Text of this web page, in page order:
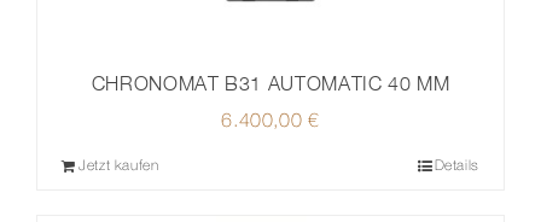
CHRONOMAT B31 AUTOMATIC 40 MM
6.400,00€
Jetzt kaufen Details